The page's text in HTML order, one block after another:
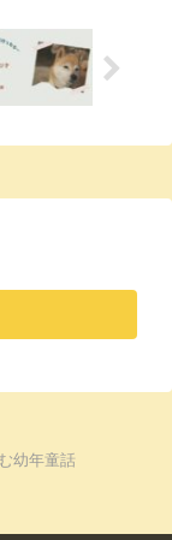
幼年童話